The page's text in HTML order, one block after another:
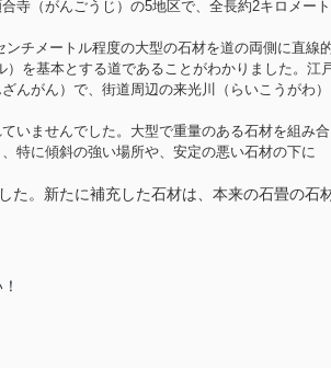
寺（がんごうじ）の5地区で、全長約2キロメート
チメートル程度の大型の石材を道の両側に直線
を基本とする道であることがわかりました。江
んがん）で、街道周辺の来光川（らいこうがわ）
いませんでした。大型で重量のある石材を組み合
特に傾斜の強い場所や、安定の悪い石材の下に
た。新たに補充した石材は、本来の石畳の石